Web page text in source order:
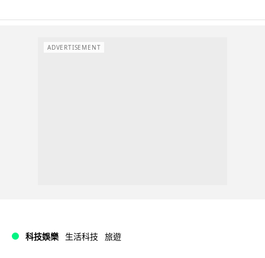
ADVERTISEMENT
科技娛樂 生活科技 旅遊